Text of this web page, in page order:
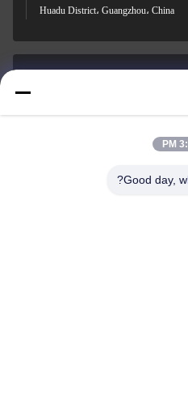
Huadu District، Guangzhou، China
Good day,